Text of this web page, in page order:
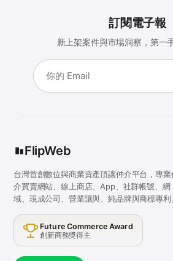
訂閱電子報
新上架案件與市場洞察，第一
FlipWeb
台灣首創數位與商業資產頂讓仲介平台，專業
介買賣網站、線上商店、App、社群帳號、網
域、現成公司、營業讓與、純品牌與商標專利
Future Commerce Award
創新商務獎得主